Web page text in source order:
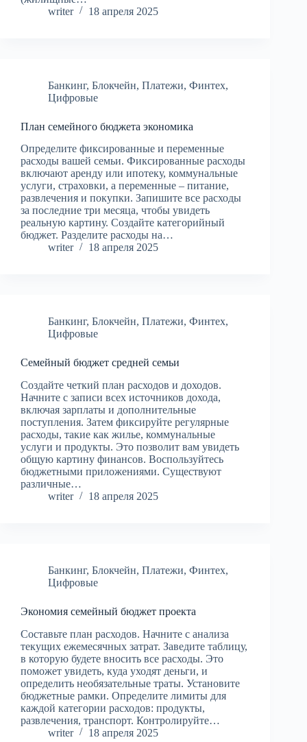
writer
18 апреля 2025
Банкинг, Блокчейн, Платежи, Финтех,
Цифровые
План семейного бюджета экономика
Определите фиксированные и переменные
расходы вашей семьи. Фиксированные расходы
включают аренду или ипотеку, коммунальные
услуги, страховки, а переменные – питание,
развлечения и покупки. Запишите все расходы
за последние три месяца, чтобы увидеть
реальную картину. Создайте категорийный
бюджет. Разделите расходы на…
writer
18 апреля 2025
Банкинг, Блокчейн, Платежи, Финтех,
Цифровые
Семейный бюджет средней семьи
Создайте четкий план расходов и доходов.
Начните с записи всех источников дохода,
включая зарплаты и дополнительные
поступления. Затем фиксируйте регулярные
расходы, такие как жилье, коммунальные
услуги и продукты. Это позволит вам увидеть
общую картину финансов. Воспользуйтесь
бюджетными приложениями. Существуют
различные…
writer
18 апреля 2025
Банкинг, Блокчейн, Платежи, Финтех,
Цифровые
Экономия семейный бюджет проекта
Составьте план расходов. Начните с анализа
текущих ежемесячных затрат. Заведите таблицу,
в которую будете вносить все расходы. Это
поможет увидеть, куда уходят деньги, и
определить необязательные траты. Установите
бюджетные рамки. Определите лимиты для
каждой категории расходов: продукты,
развлечения, транспорт. Контролируйте…
writer
18 апреля 2025